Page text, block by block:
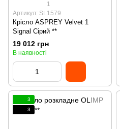
1
Артикул: SL1579
Крісло ASPREY Velvet 1
Signal Сірий **
19 012 грн
В наявності
3
3